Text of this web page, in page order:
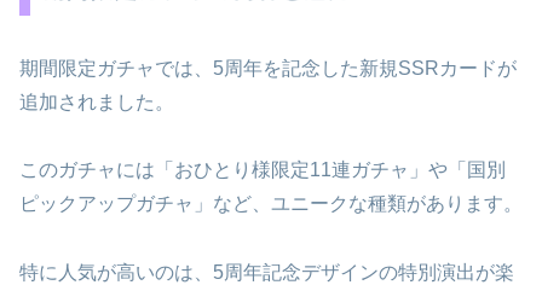
期間限定ガチャでは、5周年を記念した新規SSRカードが
追加されました。
このガチャには「おひとり様限定11連ガチャ」や「国別
ピックアップガチャ」など、ユニークな種類があります。
特に人気が高いのは、5周年記念デザインの特別演出が楽